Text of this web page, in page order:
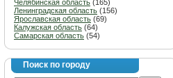
Челябинская область (165)
Ленинградская область (156)
Ярославская область (69)
Калужская область (64)
Самарская область (54)
Поиск по городу